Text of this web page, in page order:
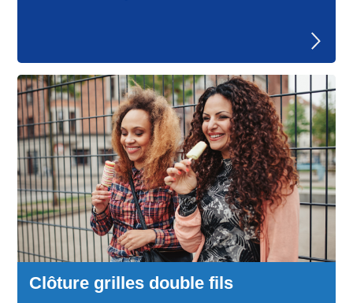
Clôture grilles double fils